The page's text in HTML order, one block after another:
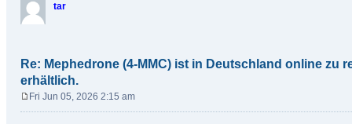
tar
Re: Mephedrone (4-MMC) ist in Deutschland online zu
erhältlich.
Fri Jun 05, 2026 2:15 am